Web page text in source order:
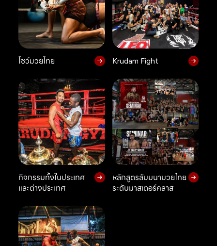
โชว์มวยไทย Krudam Fight
กิจกรรมทั้งในประเทศ
และต่างประเทศ
หลักสูตรสัมมนามวยไทย
ระดับมาสเตอร์คลาส